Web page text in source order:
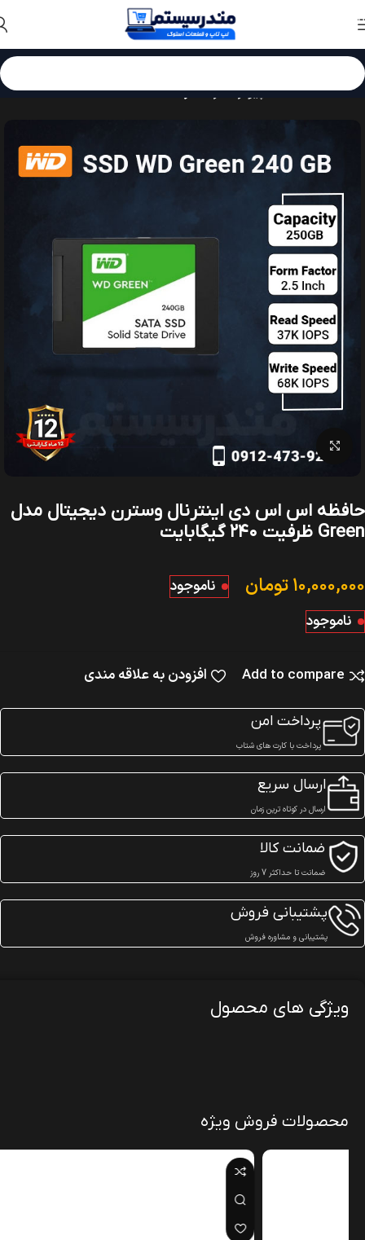
Skip to navigation
Skip to main content
خانه قطعات کامپیوتر هارد هارد SSD
حافظه اس اس دی اینترنال وسترن دیجیتال مدل
Green ظرفیت ۲۴۰ گیگابایت
۱۰,۰۰۰,۰۰۰تومان
ناموجود
ناموجود
Add to compare افزودن به علاقه مندی
پرداخت امن
پرداخت با کارت های شتاب
ارسال سریع
ارسال در کوتاه ترین زمان
ضمانت کالا
ضمانت تا حداکثر 7 روز
پشتیبانی فروش
پشتیبانی و مشاوره فروش
ویژگی های محصول
محصولات فروش ویژه